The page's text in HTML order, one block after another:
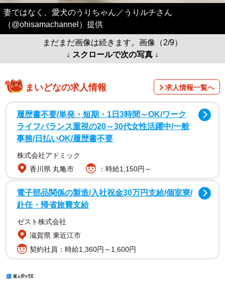
妻ではなく、愛犬のうりちゃん／うりルチさん
（@ohisamachannel）提供
まだまだ画像は続きます。画像（2/9）
↓ スクロールで次の写真 ↓
まいどなの求人情報 求人情報一覧へ
履歴書不要/単発・短期・1日3時間～OK/ワーク
ライフバランス重視の20～30代女性活躍中/一般
事務/日払いOK/履歴書不要
株式会社アドミック
香川県 丸亀市
：時給1,150円～
電子部品関係の製造/入社祝金30万円支給/個室寮/
赴任・帰省旅費支給
ゼスト株式会社
滋賀県 東近江市
契約社員：時給1,360円～1,600円